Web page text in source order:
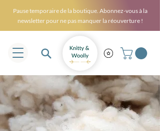
Pause temporaire de la boutique. Abonnez-vous à la
newsletter pour ne pas manquer la réouverture !